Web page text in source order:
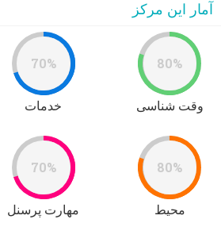
آمار این مرکز
80%
محیط
70%
مهارت پرسنل
80%
وقت شناسی
70%
خدمات